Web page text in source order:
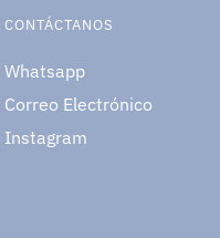
CONTÁCTANOS
Whatsapp
Correo Electrónico
Instagram